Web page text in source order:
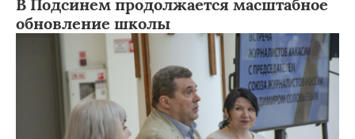
В Подсинем продолжается масштабное
обновление школы